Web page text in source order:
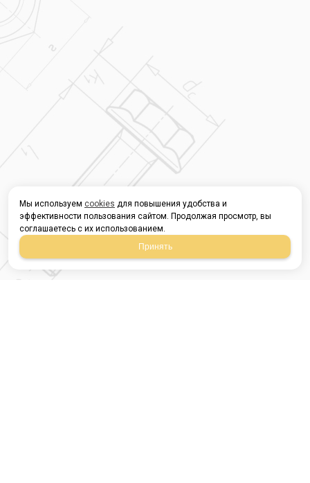
Мы используем cookies для повышения удобства и
эффективности пользования сайтом. Продолжая просмотр, вы
соглашаетесь с их использованием.
Принять